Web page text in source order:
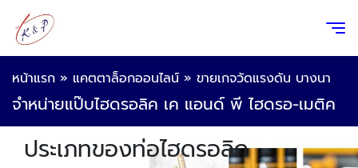
หน้าแรก » แคตตาล็อกออนไลน์ » ขายเกจวัดแรงดัน บางนา
จำหน่ายแป๊บไฮดรอลิค เค แอนด์ พี ไฮดรอ-เมติค
ประเภทของท่อไฮดรอลิก